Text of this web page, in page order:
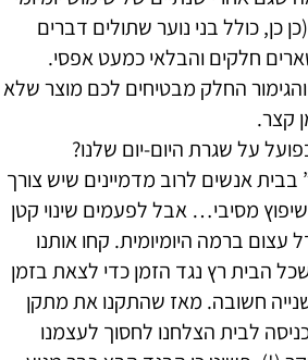
5 נפשות (כן כן, כולל בני נוער שתולים דברים
חלקים והבלאי כמעט אפסי.
החלק מבטיחים לכם מוצר שלא
קצר.
על שגרת היום-יום שלנו?
אנשים לרוב מדמיינים שיש צורך
שיפוץ מסיבי… אבל לפעמים שינוי קטן
עצום ברמה היומיומית. קחו אותנו
הבית רץ נגד הזמן כדי לצאת בזמן
חשובה. מאז שהתקנו את מתקן
לבית הצלחנו לחסוך לעצמנו